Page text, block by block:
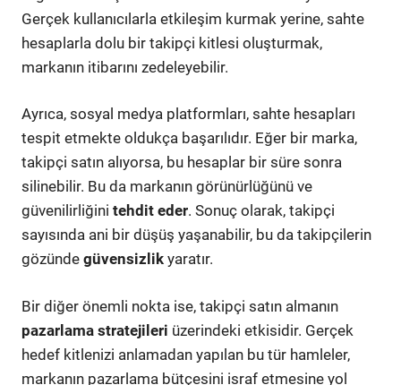
Gerçek kullanıcılarla etkileşim kurmak yerine, sahte
hesaplarla dolu bir takipçi kitlesi oluşturmak,
markanın itibarını zedeleyebilir.
Ayrıca, sosyal medya platformları, sahte hesapları
tespit etmekte oldukça başarılıdır. Eğer bir marka,
takipçi satın alıyorsa, bu hesaplar bir süre sonra
silinebilir. Bu da markanın görünürlüğünü ve
güvenilirliğini tehdit eder. Sonuç olarak, takipçi
sayısında ani bir düşüş yaşanabilir, bu da takipçilerin
gözünde güvensizlik yaratır.
Bir diğer önemli nokta ise, takipçi satın almanın
pazarlama stratejileri üzerindeki etkisidir. Gerçek
hedef kitlenizi anlamadan yapılan bu tür hamleler,
markanın pazarlama bütçesini israf etmesine yol